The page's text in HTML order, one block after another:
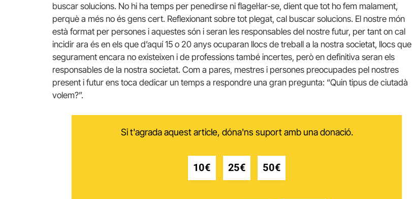
buscar solucions. No hi ha temps per penedirse ni flagel·lar-se, dient que tot ho fem malament,
perquè a més no és gens cert. Reflexionant sobre tot plegat, cal buscar solucions. El nostre món
està format per persones i aquestes són i seran les responsables del nostre futur, per tant on cal
incidir ara és en els que d’aquí 15 o 20 anys ocuparan llocs de treball a la nostra societat, llocs que
segurament encara no existeixen i de professions també incertes, però en definitiva seran els
responsables de la nostra societat. Com a pares, mestres i persones preocupades pel nostres
present i futur ens toca dedicar un temps a respondre una gran pregunta: “Quin tipus de ciutadà
volem?”.
Si t'agrada aquest article, dóna'ns suport amb una donació.
10€ 25€ 50€